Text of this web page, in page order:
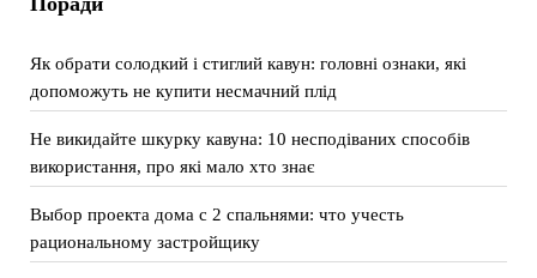
Як обрати солодкий і стиглий кавун: головні ознаки, які
допоможуть не купити несмачний плід
Не викидайте шкурку кавуна: 10 несподіваних способів
використання, про які мало хто знає
Выбор проекта дома с 2 спальнями: что учесть
рациональному застройщику